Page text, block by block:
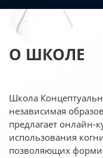
О ШКОЛЕ
Школа
независимая
предлагает онлайн-
использования
позволяющих